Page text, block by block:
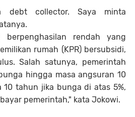
debt collector. Saya minta
berpenghasilan rendah yang
rumah (KPR) bersubsidi,
Salah satunya, pemerintah
hingga masa angsuran 10
tahun jika bunga di atas 5%,
pemerintah," kata Jokowi.